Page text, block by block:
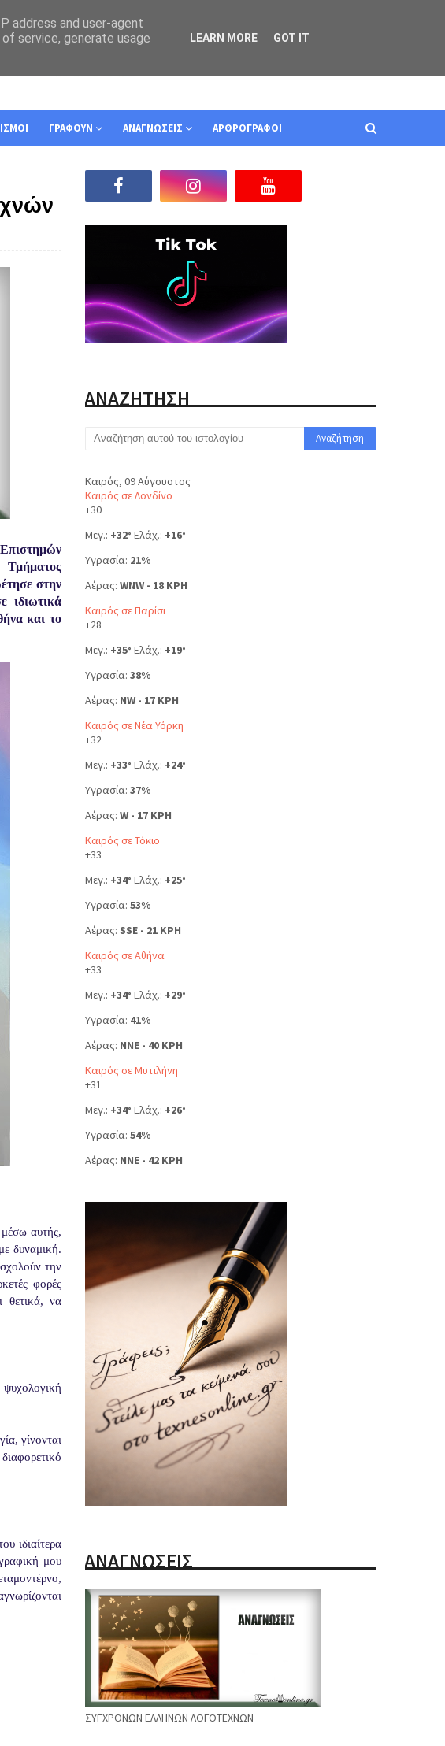
ΓΡΑΦΟΥΝ ΑΝΑΓΝΩΣΕΙΣ ΑΡΘΡΟΓΡΑΦΟΙ
στην
ιδιωτικά
και το
αυτής,
δυναμική.
την
φορές
θετικά, να
γίνονται
ιδιαίτερα
μου
ΑΝΑΖΗΤΗΣΗ
Καιρός, 09 Αύγουστος
Καιρός σε Λονδίνο
+30
Μεγ.: +32° Ελάχ.: +16°
Υγρασία: 21%
Αέρας: WNW - 18 KPH
Καιρός σε Παρίσι
+28
Μεγ.: +35° Ελάχ.: +19°
Υγρασία: 38%
Αέρας: NW - 17 KPH
Καιρός σε Νέα Υόρκη
+32
Μεγ.: +33° Ελάχ.: +24°
Υγρασία: 37%
Αέρας: W - 17 KPH
Καιρός σε Τόκιο
+33
Μεγ.: +34° Ελάχ.: +25°
Υγρασία: 53%
Αέρας: SSE - 21 KPH
Καιρός σε Αθήνα
+33
Μεγ.: +34° Ελάχ.: +29°
Υγρασία: 41%
Αέρας: NNE - 40 KPH
Καιρός σε Μυτιλήνη
+31
Μεγ.: +34° Ελάχ.: +26°
Υγρασία: 54%
Αέρας: NNE - 42 KPH
ΑΝΑΓΝΩΣΕΙΣ
ΣΥΓΧΡΟΝΩΝ ΕΛΛΗΝΩΝ ΛΟΓΟΤΕΧΝΩΝ
address and user-agent
service, generate usage
LEARN MORE GOT IT